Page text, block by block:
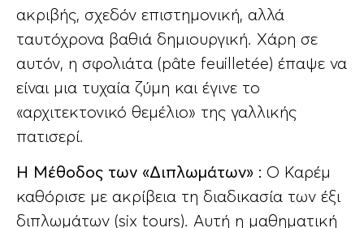
ακριβής, σχεδόν επιστημονική, αλλά
ταυτόχρονα βαθιά δημιουργική. Χάρη σε
αυτόν, η σφολιάτα (pâte feuilletée) έπαψε να
είναι μια τυχαία ζύμη και έγινε το
«αρχιτεκτονικό θεμέλιο» της γαλλικής
πατισερί.
Η Μέθοδος των «Διπλωμάτων» : Ο Καρέμ
καθόρισε με ακρίβεια τη διαδικασία των έξι
διπλωμάτων (six tours). Αυτή η μαθηματική